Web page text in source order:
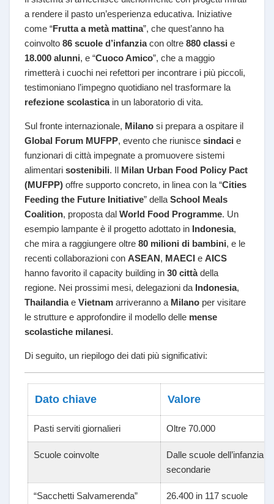
a rendere il pasto un’esperienza educativa. Iniziative
come “Frutta a metà mattina”, che quest’anno ha
coinvolto 86 scuole d’infanziacon oltre 880 classi e
18.000 alunni, e “Cuoco Amico”, che a maggio
rimetterà i cuochi nei refettori per incontrare i più piccoli,
testimoniano l’impegno quotidiano nel trasformare la
refezione scolasticain un laboratorio di vita.
Sul fronte internazionale, Milano si prepara a ospitare il
Global Forum MUFPP, evento che riunisce sindaci e
funzionari di città impegnate a promuovere sistemi
alimentari sostenibili. Il Milan Urban Food Policy Pact
(MUFPP) offre supporto concreto, in linea con la “Cities
Feeding the Future Initiative” della School Meals
Coalition, proposta dal World Food Programme. Un
esempio lampante è il progetto adottato in Indonesia,
che mira a raggiungere oltre 80 milioni di bambini, e le
recenti collaborazioni con ASEAN, MAECI e AICS
hanno favorito il capacity building in 30 cittàdella
regione. Nei prossimi mesi, delegazioni da Indonesia,
Thailandiae Vietnam arriveranno a Milano per visitare
le strutture e approfondire il modello delle mense
scolastiche milanesi.
Di seguito, un riepilogo dei dati più significativi:
Dato chiave Valore
Pasti serviti giornalieri Oltre 70.000
Scuole coinvolte
Dalle scuole dell’infanzia
secondarie
“Sacchetti Salvamerenda” 26.400 in 117 scuole